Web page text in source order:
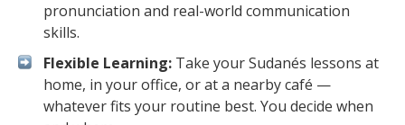
pronunciation and real-world communication
skills.
Flexible Learning: Take your Sudanés lessons at
home, in your office, or at a nearby café —
whatever fits your routine best. You decide when